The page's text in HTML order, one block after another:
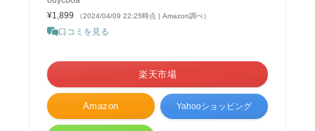
¥1,899
（2024/04/09 22:25時点 | Amazon調べ）
口コミを見る
Amazon
楽天市場
Yahooショッピング